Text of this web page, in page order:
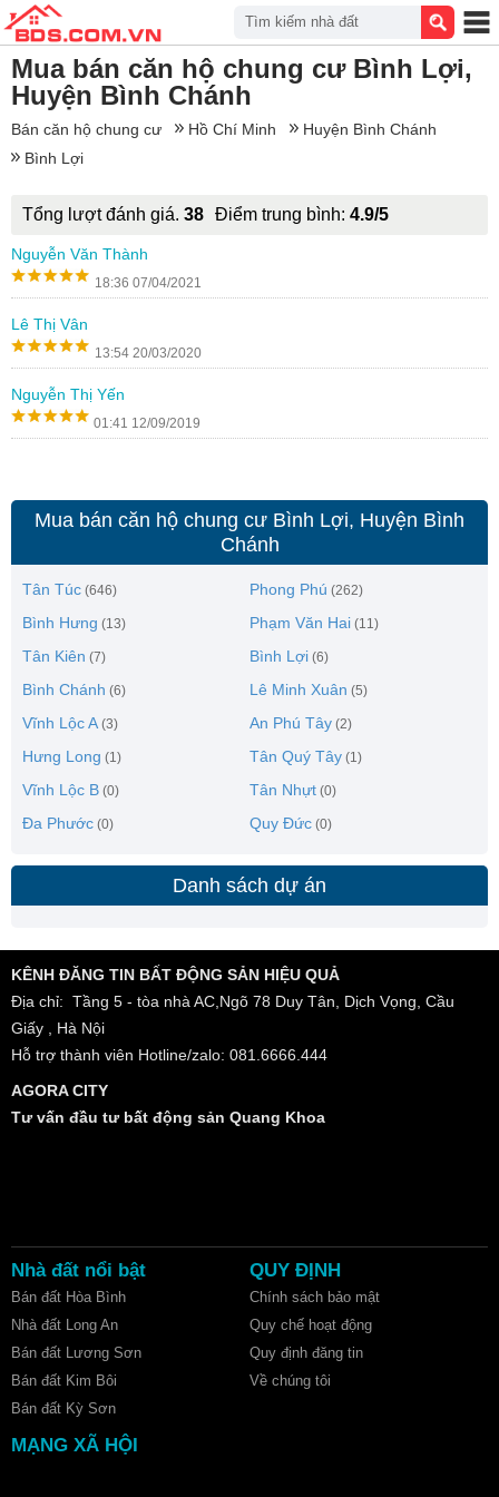
Mua bán căn hộ chung cư Bình Lợi,
Huyện Bình Chánh
Bán căn hộ chung cư Hồ Chí Minh
Huyện Bình Chánh
Bình Lợi
Tổng lượt đánh giá. 38 Điểm trung bình: 4.9/5
Nguyễn Văn Thành
18:36 07/04/2021
Lê Thị Vân
13:54 20/03/2020
Nguyễn Thị Yến
01:41 12/09/2019
Mua bán căn hộ chung cư Bình Lợi, Huyện Bình
Chánh
Tân Túc (646) Phong Phú (262)
Bình Hưng (13) Phạm Văn Hai (11)
Tân Kiên (7) Bình Lợi (6)
Bình Chánh (6) Lê Minh Xuân (5)
Vĩnh Lộc A (3) An Phú Tây (2)
Hưng Long (1) Tân Quý Tây (1)
Vĩnh Lộc B (0) Tân Nhựt (0)
Đa Phước (0) Quy Đức (0)
Danh sách dự án
Tìm kiếm nhà đất
KÊNH ĐĂNG TIN BẤT ĐỘNG SẢN HIỆU QUẢ
Địa chỉ: Tầng 5 - tòa nhà AC,Ngõ 78 Duy Tân, Dịch Vọng, Cầu
Giấy , Hà Nội
Hỗ trợ thành viên Hotline/zalo: 081.6666.444
AGORA CITY
Tư vấn đầu tư bất động sản Quang Khoa
Nhà đất nổi bật
Bán đất Hòa Bình
Nhà đất Long An
Bán đất Lương Sơn
Bán đất Kim Bôi
Bán đất Kỳ Sơn
QUY ĐỊNH
Chính sách bảo mật
Quy chế hoạt động
Quy định đăng tin
Về chúng tôi
MẠNG XÃ HỘI